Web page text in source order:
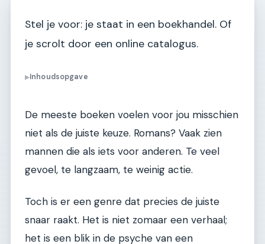
Stel je voor: je staat in een boekhandel. Of
je scrolt door een online catalogus.
▶Inhoudsopgave
De meeste boeken voelen voor jou misschien
niet als de juiste keuze. Romans? Vaak zien
mannen die als iets voor anderen. Te veel
gevoel, te langzaam, te weinig actie.
Toch is er een genre dat precies de juiste
snaar raakt. Het is niet zomaar een verhaal;
het is een blik in de psyche van een